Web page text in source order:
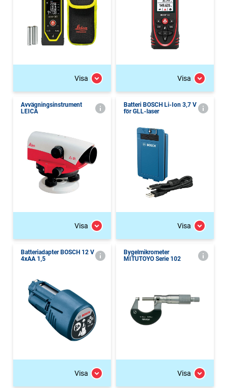
Visa Visa
Avvägningsinstrument
LEICA
Visa
Batteri BOSCH Li-Ion 3,7 V
för GLL-laser
Visa
Batteriadapter BOSCH 12 V
4xAA 1,5
Visa
Bygelmikrometer
MITUTOYO Serie 102
Visa